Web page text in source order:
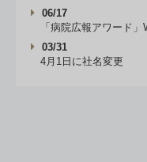
06/17
「病院広報アワード
03/31
4月1日に社名変更